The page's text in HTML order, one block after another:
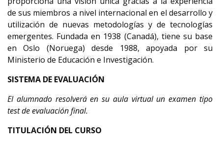
de sus miembros a nivel internacional en el desarrollo y
utilización de nuevas metodologías y de tecnologías
emergentes. Fundada en 1938 (Canadá), tiene su base
en Oslo (Noruega) desde 1988, apoyada por su
Ministerio de Educación e Investigación.
SISTEMA DE EVALUACIÓN
El alumnado resolverá en su aula virtual un examen tipo
test de evaluación final.
TITULACIÓN DEL CURSO